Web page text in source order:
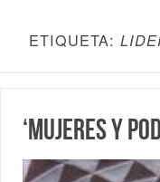
ETIQUETA:
‘Mujeres y